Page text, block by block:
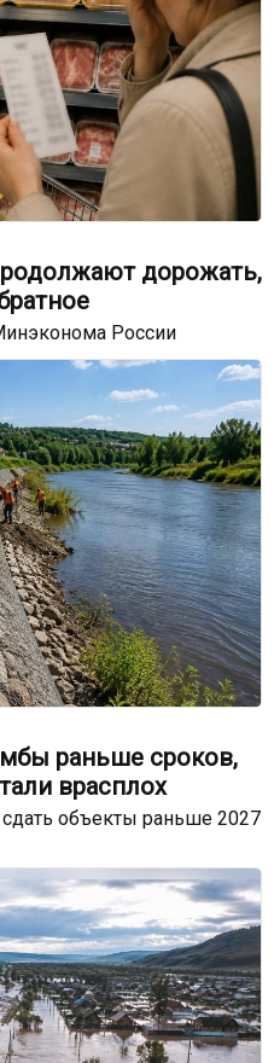
дорожать,
России
раньше сроков,
врасплох
объекты раньше 2027